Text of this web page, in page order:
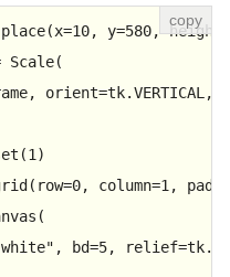
10, y=580, height=
Scale(
orient=tk.VERTICAL,
(1 )
0, column=1 , padx=
, bd=5,